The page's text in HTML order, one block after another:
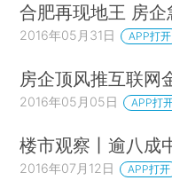
合肥再现地王 房企
2016年05月31日 APP打开
房企顶风推互联网
2016年05月05日 APP打
楼市观察丨逾八成
2016年07月12日 APP打开